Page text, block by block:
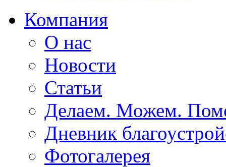
Компания
О нас
Новости
Статьи
Делаем. Можем.
Дневник
Фотогалерея